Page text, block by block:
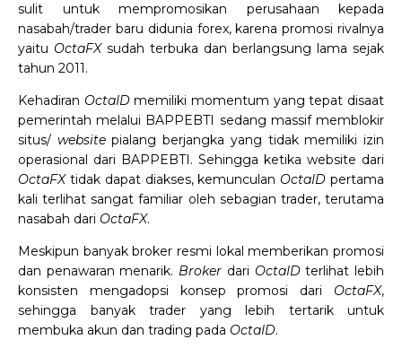
sulit untuk mempromosikan perusahaan kepada
nasabah/trader baru didunia forex, karena promosi rivalnya
yaitu OctaFXsudah terbuka dan berlangsung lama sejak
tahun 2011.
Kehadiran OctaIDmemiliki momentum yang tepat disaat
pemerintah melalui BAPPEBTI sedang massif memblokir
situs/ websitepialang berjangka yang tidak memiliki izin
operasional dari BAPPEBTI. Sehingga ketika website dari
OctaFXtidak dapat diakses, kemunculan OctaID pertama
kali terlihat sangat familiar oleh sebagian trader, terutama
nasabah dari OctaFX.
Meskipun banyak broker resmi lokal memberikan promosi
dan penawaran menarik. Broker dari OctaIDterlihat lebih
konsisten mengadopsi konsep promosi dari OctaFX,
sehingga banyak trader yang lebih tertarik untuk
membuka akun dan trading pada OctaID.